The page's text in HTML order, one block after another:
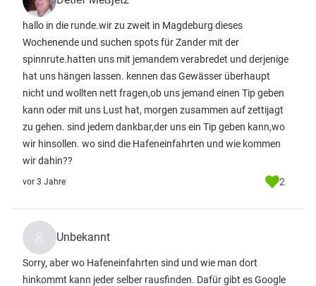
hallo in die runde.wir zu zweit in Magdeburg dieses
Wochenende und suchen spots für Zander mit der
spinnrute.hatten uns mit jemandem verabredet und derjenige
hat uns hängen lassen. kennen das Gewässer überhaupt
nicht und wollten nett fragen,ob uns jemand einen Tip geben
kann oder mit uns Lust hat, morgen zusammen auf zettijagt
zu gehen. sind jedem dankbar,der uns ein Tip geben kann,wo
wir hinsollen. wo sind die Hafeneinfahrten und wie kommen
wir dahin??
vor 3 Jahre 2
Unbekannt
Sorry, aber wo Hafeneinfahrten sind und wie man dort
hinkommt kann jeder selber rausfinden. Dafür gibt es Google